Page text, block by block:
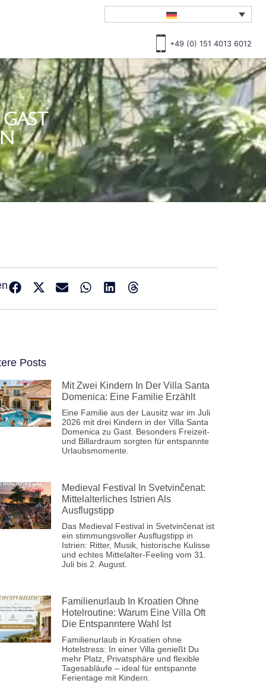
+49 (0) 151 4013 6012
Posts
Mit Zwei Kindern In Der Villa Santa
Domenica: Eine Familie Erzählt
Eine Familie aus der Lausitz war im Juli
2026 mit drei Kindern in der Villa Santa
Domenica zu Gast. Besonders Freizeit-
und Billardraum sorgten für entspannte
Urlaubsmomente.
Medieval Festival In Svetvinčenat:
Mittelalterliches Istrien Als
Ausflugstipp
Das Medieval Festival in Svetvinčenat ist
ein stimmungsvoller Ausflugstipp in
Istrien: Ritter, Musik, historische Kulisse
und echtes Mittelalter-Feeling vom 31.
Juli bis 2. August.
Familienurlaub In Kroatien Ohne
Hotelroutine: Warum Eine Villa Oft
Die Entspanntere Wahl Ist
Familienurlaub in Kroatien ohne
Hotelstress: In einer Villa genießt Du
mehr Platz, Privatsphäre und flexible
Tagesabläufe – ideal für entspannte
Ferientage mit Kindern.